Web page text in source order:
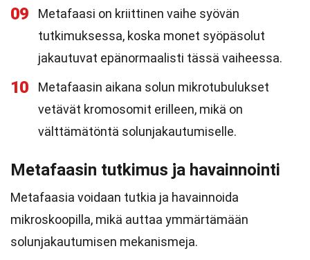
09
Metafaasi on kriittinen vaihe syövän
tutkimuksessa, koska monet syöpäsolut
jakautuvat epänormaalisti tässä vaiheessa.
10
Metafaasin aikana solun mikrotubulukset
vetävät kromosomit erilleen, mikä on
välttämätöntä solunjakautumiselle.
Metafaasin tutkimus ja havainnointi
Metafaasia voidaan tutkia ja havainnoida
mikroskoopilla, mikä auttaa ymmärtämään
solunjakautumisen mekanismeja.